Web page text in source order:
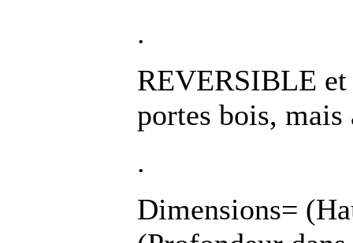
.
REVERSIBLE
portes bois,
.
Dimensions=